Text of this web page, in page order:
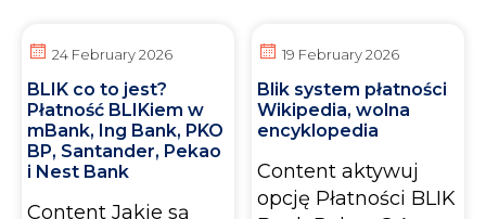
24 February 2026
BLIK co to jest?
Płatność BLIKiem w
mBank, Ing Bank, PKO
BP, Santander, Pekao
i Nest Bank
Content Jakie są
19 February 2026
Blik system płatności
Wikipedia, wolna
encyklopedia
Content aktywuj
opcję Płatności BLIK